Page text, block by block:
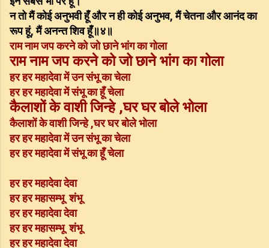
न तो मैं कोई अनुभवी हूँ और न ही कोई अनुभव,मैं चेतना और आनंद का
रूप हूं, मैं अनन्त शिव हूँ॥४॥
राम नाम जप करने को जो छाने भांग का गोला
राम नाम जप करने को जो छाने भांग का गोला
हर हर महादेवा में उन संभू का चेला
हर हर महादेवा में संभू का हूँ चेला
कैलाशों के वाशी जिन्हे ,घर घर बोले भोला
कैलाशों के वाशी जिन्हे ,घर घर बोले भोला
हर हर महादेवा में उन संभू का चेला
हर हर महादेवा में संभू का हूँ चेला
हर हर महादेवा देवा
हर हर महासम्भू शंभू
हर हर महादेवा देवा
हर हर महासम्भू शंभू
हर हर महादेवा देवा